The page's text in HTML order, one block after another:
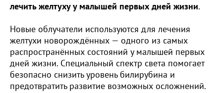
лечить желтуху у малышей первых дней жизни.
Новые облучатели используются для лечения
желтухи новорождённых — одного из самых
распространённых состояний у малышей первых
дней жизни. Специальный спектр света помогает
безопасно снизить уровень билирубина и
предотвратить развитие возможных осложнений.